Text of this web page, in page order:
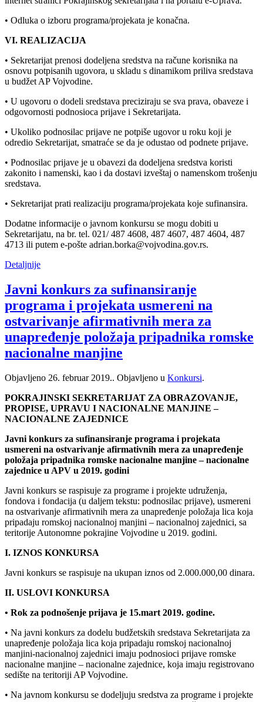
• Odluka o izboru programa/projekata je konačna.
VI. REALIZACIJA
• Sekretarijat prenosi dodeljena sredstva na račune korisnika na
osnovu potpisanih ugovora, u skladu s dinamikom priliva sredstava
u budžet AP Vojvodine.
• U ugovoru o dodeli sredstava preciziraju se sva prava, obaveze i
odgovornosti podnosioca prijave i Sekretarijata.
• Ukoliko podnosilac prijave ne potpiše ugovor u roku koji je
odredio Sekretarijat, smatraće se da je odustao od podnete prijave.
• Podnosilac prijave je u obavezi da dodeljena sredstva koristi
zakonito i namenski, kao i da dostavi izveštaj o namenskom trošenju
sredstava.
• Sekretarijat prati realizaciju programa/projekata koje sufinansira.
Dodatne informacije o javnom konkursu se mogu dobiti u
Sekretarijatu, na br. tel. 021/ 487 4608, 487 4607, 487 4604, 487
4713 ili putem e-pošte adrian.borka@vojvodina.gov.rs.
Detaljnije
Javni konkurs za sufinansiranje
programa i projekata usmereni na
ostvarivanje afirmativnih mera za
unapređenje položaja pripadnika romske
nacionalne manjine
Objavljeno 26. februar 2019.. Objavljeno u Konkursi.
POKRAJINSKI SEKRETARIJAT ZA OBRAZOVANJE,
PROPISE, UPRAVU I NACIONALNE MANJINE –
NACIONALNE ZAJEDNICE
Javni konkurs za sufinansiranje programa i projekata
usmereni na ostvarivanje afirmativnih mera za unapređenje
položaja pripadnika romske nacionalne manjine – nacionalne
zajednice u APV u 2019. godini
Javni konkurs se raspisuje za programe i projekte udruženja,
fondova i fondacija (u daljem tekstu: podnosilac prijave), usmereni
na ostvarivanje afirmativnih mera za unapređenje položaja lica koja
pripadaju romskoj nacionalnoj manjini – nacionalnoj zajednici, sa
teritorije Autonomne pokrajine Vojvodine u 2019. godini.
I. IZNOS KONKURSA
Javni konkurs se raspisuje na ukupan iznos od 2.000.000,00 dinara.
II. USLOVI KONKURSA
• Rok za podnošenje prijava je 15.mart 2019. godine.
• Na javni konkurs za dodelu budžetskih sredstava Sekretarijata za
unapređenje položaja lica koja pripadaju romskoj nacionalnoj
manjini-nacionalnoj zajednici imaju podnosioci prijave romske
nacionalne manjine – nacionalne zajednice, koja imaju registrovano
sedište na teritoriji AP Vojvodine.
• Na javnom konkursu se dodeljuju sredstva za programe i projekte